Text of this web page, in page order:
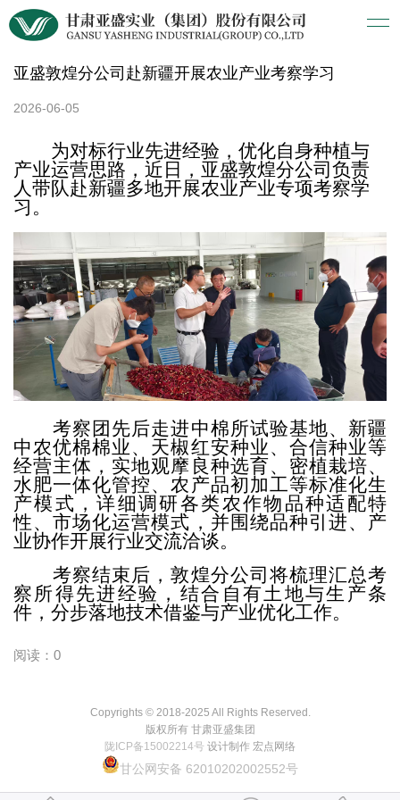
亚盛敦煌分公司赴新疆开展农业产业考察学习
2026-06-05
为对标行业先进经验，优化自身种植与
产业运营思路，近日，亚盛敦煌分公司负责
人带队赴新疆多地开展农业产业专项考察学
习。
考察团先后走进中棉所试验基地、新疆
中农优棉棉业、天椒红安种业、合信种业等
经营主体，实地观摩良种选育、密植栽培、
水肥一体化管控、农产品初加工等标准化生
产模式，详细调研各类农作物品种适配特
性、市场化运营模式，并围绕品种引进、产
业协作开展行业交流洽谈。
考察结束后，敦煌分公司将梳理汇总考
察所得先进经验，结合自有土地与生产条
件，分步落地技术借鉴与产业优化工作。
阅读：0
Copyrights © 2018-2025 All Rights Reserved.
版权所有 甘肃亚盛集团
陇ICP备15002214号 设计制作 宏点网络
甘公网安备 62010202002552号